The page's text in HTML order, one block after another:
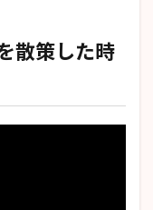
散策した時